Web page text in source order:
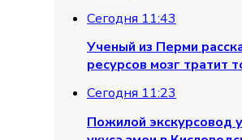
Сегодня 11:43
Ученый из Перми
ресурсов мозг тратит
Сегодня 11:23
Пожилой экскурсовод